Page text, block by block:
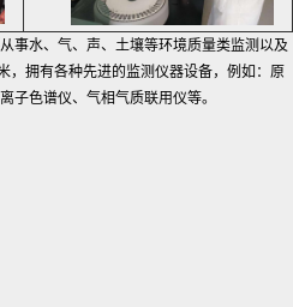
事水、气、声、土壤等环境质量类监测以及
，拥有各种先进的监测仪器设备，例如：原
子色谱仪、气相气质联用仪等。